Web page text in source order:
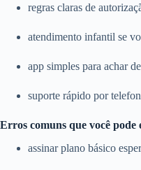
regras claras de
atendimento infantil se
app simples para achar
suporte rápido por
Erros comuns que você pode
assinar plano básico